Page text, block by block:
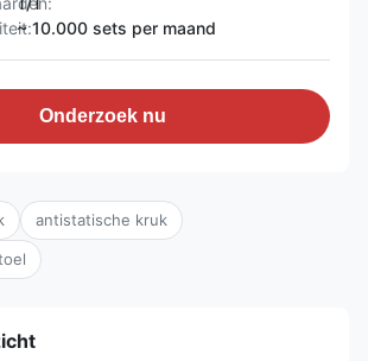
~ 10.000 sets per maand
Onderzoek nu
antistatische kruk